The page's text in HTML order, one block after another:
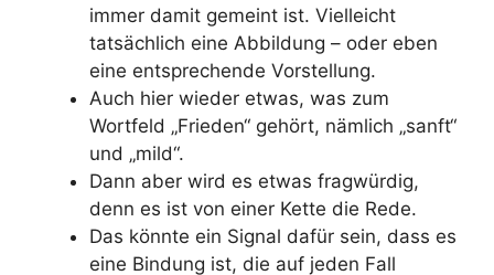
immer damit gemeint ist. Vielleicht
tatsächlich eine Abbildung – oder eben
eine entsprechende Vorstellung.
Auch hier wieder etwas, was zum
Wortfeld „Frieden“ gehört, nämlich „sanft“
und „mild“.
Dann aber wird es etwas fragwürdig,
denn es ist von einer Kette die Rede.
Das könnte ein Signal dafür sein, dass es
eine Bindung ist, die auf jeden Fall